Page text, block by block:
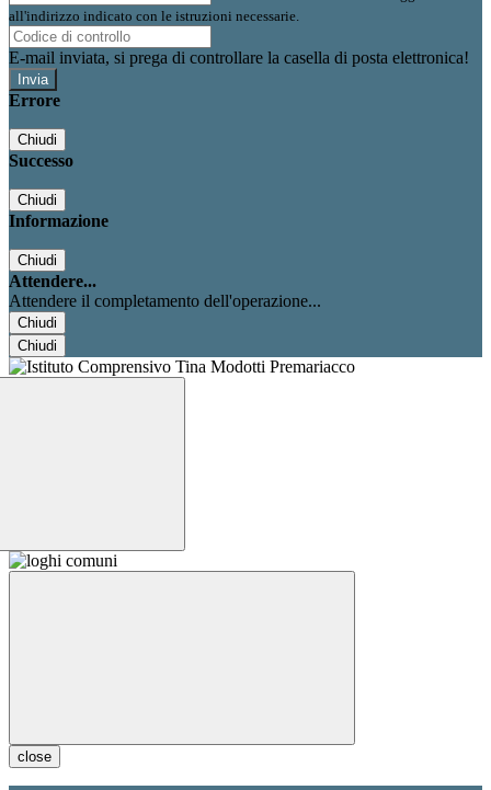
all'indirizzo indicato con le istruzioni necessarie.
E-mail inviata, si prega di controllare la casella di posta elettronica!
Errore
Chiudi
Successo
Chiudi
Informazione
Chiudi
Attendere...
Attendere il completamento dell'operazione...
Chiudi
Chiudi
close